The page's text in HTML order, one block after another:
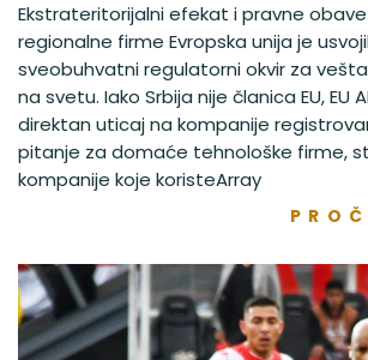
Ekstrateritorijalni efekat i pravne
regionalne firme Evropska unija je
sveobuhvatni regulatorni okvir za
na svetu. Iako Srbija nije članica EU, EU
direktan uticaj na kompanije
pitanje za domaće tehnološke firme,
kompanije koje koristeArray